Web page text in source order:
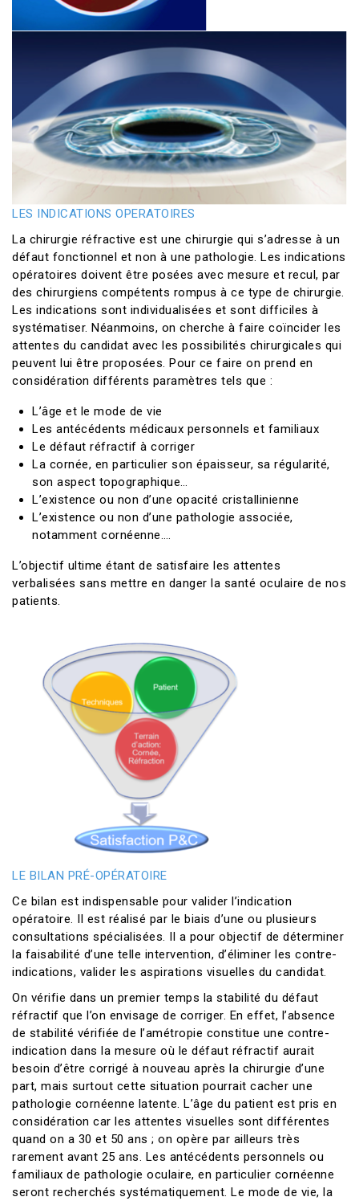
LES INDICATIONS OPERATOIRES
La chirurgie réfractive est une chirurgie qui s’adresse à un
défaut fonctionnel et non à une pathologie. Les indications
opératoires doivent être posées avec mesure et recul, par
des chirurgiens compétents rompus à ce type de chirurgie.
Les indications sont individualisées et sont difficiles à
systématiser. Néanmoins, on cherche à faire coïncider les
attentes du candidat avec les possibilités chirurgicales qui
peuvent lui être proposées. Pour ce faire on prend en
considération différents paramètres tels que :
L’âge et le mode de vie
Les antécédents médicaux personnels et familiaux
Le défaut réfractif à corriger
La cornée, en particulier son épaisseur, sa régularité,
son aspect topographique…
L’existence ou non d’une opacité cristallinienne
L’existence ou non d’une pathologie associée,
notamment cornéenne….
L’objectif ultime étant de satisfaire les attentes
verbalisées sans mettre en danger la santé oculaire de nos
patients.
LE BILAN PRÉ-OPÉRATOIRE
Ce bilan est indispensable pour valider l’indication
opératoire. Il est réalisé par le biais d’une ou plusieurs
consultations spécialisées. Il a pour objectif de déterminer
la faisabilité d’une telle intervention, d’éliminer les contre-
indications, valider les aspirations visuelles du candidat.
On vérifie dans un premier temps la stabilité du défaut
réfractif que l’on envisage de corriger. En effet, l’absence
de stabilité vérifiée de l’amétropie constitue une contre-
indication dans la mesure où le défaut réfractif aurait
besoin d’être corrigé à nouveau après la chirurgie d’une
part, mais surtout cette situation pourrait cacher une
pathologie cornéenne latente. L’âge du patient est pris en
considération car les attentes visuelles sont différentes
quand on a 30 et 50 ans ; on opère par ailleurs très
rarement avant 25 ans. Les antécédents personnels ou
familiaux de pathologie oculaire, en particulier cornéenne
seront recherchés systématiquement. Le mode de vie, la